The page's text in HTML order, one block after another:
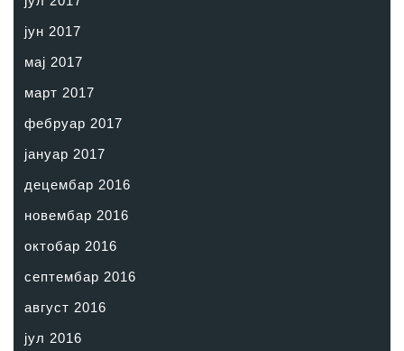
јун 2017
мај 2017
март 2017
фебруар 2017
јануар 2017
децембар 2016
новембар 2016
октобар 2016
септембар 2016
август 2016
јул 2016